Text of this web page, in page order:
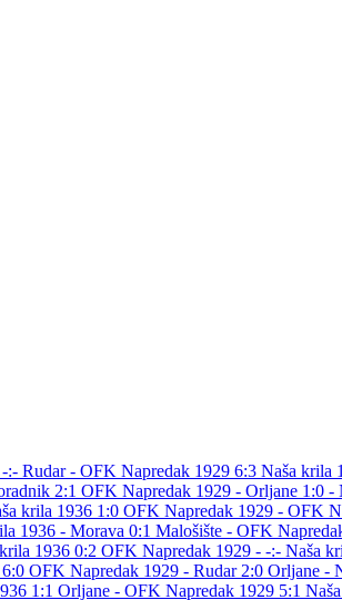
:- Rudar - OFK Napredak 1929 6:3 Naša krila
2:1 OFK Napredak 1929 - Orljane 1:0 -
krila 1936 1:0 OFK Napredak 1929 - OFK
1936 - Morava 0:1 Malošište - OFK
1936 0:2 OFK Napredak 1929 - -:- Naša
OFK Napredak 1929 - Rudar 2:0 Orljane -
1:1 Orljane - OFK Napredak 1929 5:1